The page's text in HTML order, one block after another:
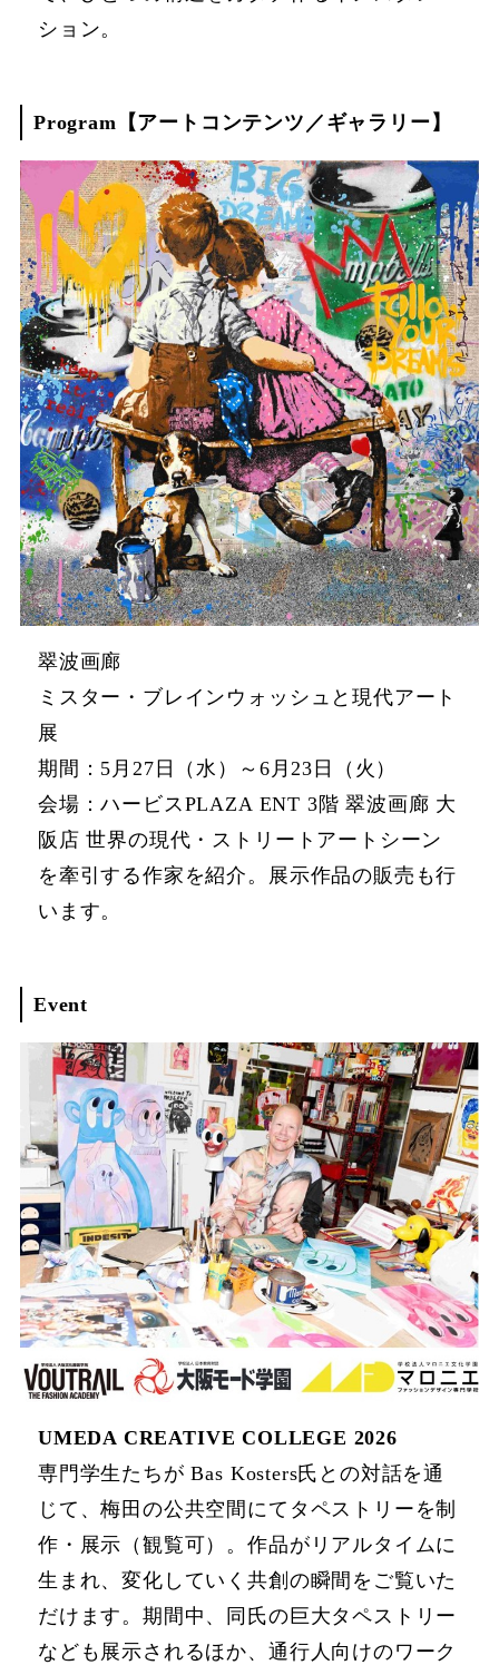
ション。
Program【アートコンテンツ／ギャラリー】
翠波画廊
ミスター・ブレインウォッシュと現代アート
展
期間：5月27日（水）～6月23日（火）
会場：ハービスPLAZA ENT 3階 翠波画廊 大
阪店 世界の現代・ストリートアートシーン
を牽引する作家を紹介。展示作品の販売も行
います。
Event
UMEDA CREATIVE COLLEGE 2026
専門学生たちが Bas Kosters氏との対話を通
じて、梅田の公共空間にてタペストリーを制
作・展示（観覧可）。作品がリアルタイムに
生まれ、変化していく共創の瞬間をご覧いた
だけます。期間中、同氏の巨大タペストリー
なども展示されるほか、通行人向けのワーク